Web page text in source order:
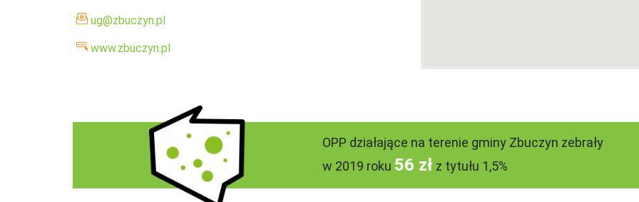
ug@zbuczyn.pl
www.zbuczyn.pl
OPP działające na terenie gminy Zbuczyn zebrały
w 2019 roku 56 zł z tytułu 1,5%